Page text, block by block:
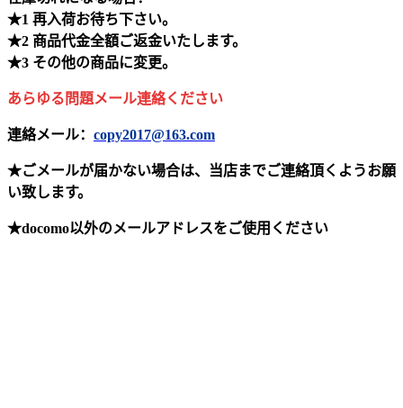
★1 再入荷お待ち下さい。
★2 商品代金全額ご返金いたします。
★3 その他の商品に変更。
あらゆる問題メール連絡ください
連絡メール： copy2017@163.com
★ごメールが届かない場合は、当店までご連絡頂くようお願
い致します。
★docomo以外のメールアドレスをご使用ください